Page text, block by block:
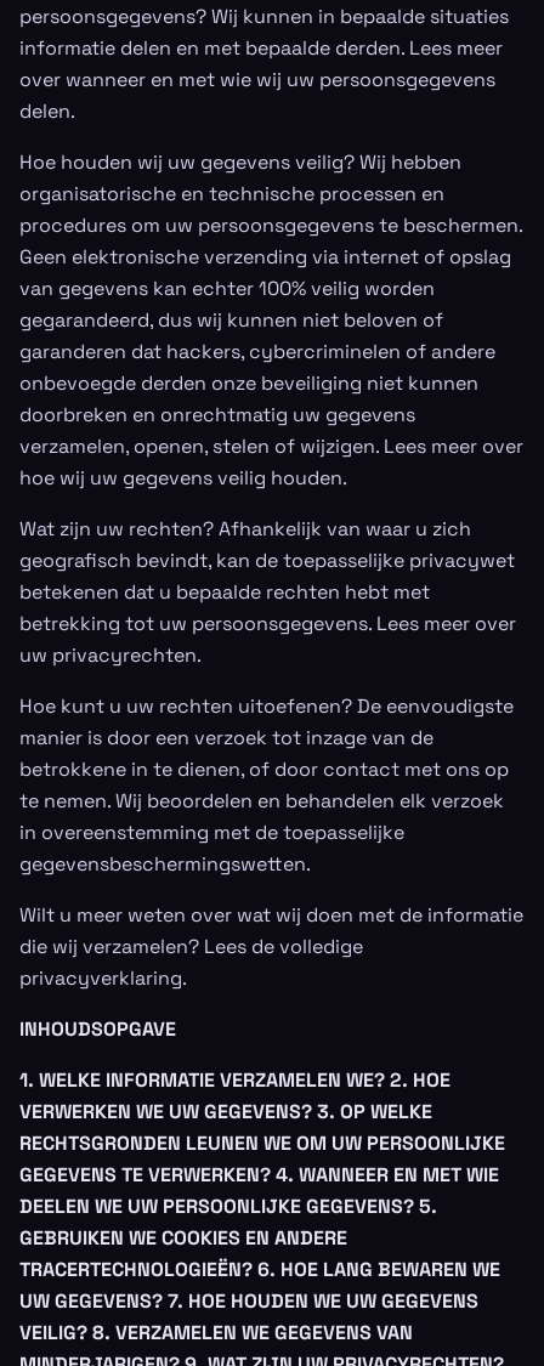
persoonsgegevens? Wij kunnen in bepaalde situaties
informatie delen en met bepaalde derden. Lees meer
over wanneer en met wie wij uw persoonsgegevens
delen.
Hoe houden wij uw gegevens veilig? Wij hebben
organisatorische en technische processen en
procedures om uw persoonsgegevens te beschermen.
Geen elektronische verzending via internet of opslag
van gegevens kan echter 100% veilig worden
gegarandeerd, dus wij kunnen niet beloven of
garanderen dat hackers, cybercriminelen of andere
onbevoegde derden onze beveiliging niet kunnen
doorbreken en onrechtmatig uw gegevens
verzamelen, openen, stelen of wijzigen. Lees meer over
hoe wij uw gegevens veilig houden.
Wat zijn uw rechten? Afhankelijk van waar u zich
geografisch bevindt, kan de toepasselijke privacywet
betekenen dat u bepaalde rechten hebt met
betrekking tot uw persoonsgegevens. Lees meer over
uw privacyrechten.
Hoe kunt u uw rechten uitoefenen? De eenvoudigste
manier is door een verzoek tot inzage van de
betrokkene in te dienen, of door contact met ons op
te nemen. Wij beoordelen en behandelen elk verzoek
in overeenstemming met de toepasselijke
gegevensbeschermingswetten.
Wilt u meer weten over wat wij doen met de informatie
die wij verzamelen? Lees de volledige
privacyverklaring.
INHOUDSOPGAVE
1. WELKE INFORMATIE VERZAMELEN WE?2. HOE
VERWERKEN WE UW GEGEVENS?3. OP WELKE
RECHTSGRONDEN LEUNEN WE OM UW PERSOONLIJKE
GEGEVENS TE VERWERKEN?4. WANNEER EN MET WIE
DEELEN WE UW PERSOONLIJKE GEGEVENS?5.
GEBRUIKEN WE COOKIES EN ANDERE
TRACERTECHNOLOGIEËN?6. HOE LANG BEWAREN WE
UW GEGEVENS?7. HOE HOUDEN WE UW GEGEVENS
VEILIG?8. VERZAMELEN WE GEGEVENS VAN